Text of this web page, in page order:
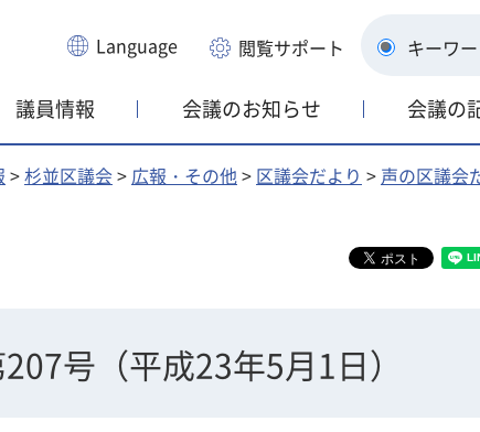
Language 閲覧サポート キーワ
議員情報 会議のお知らせ 会議の
>杉並区議会> 広報・その他> 区議会だより > 声の区議会
号（平成23年5月1日）